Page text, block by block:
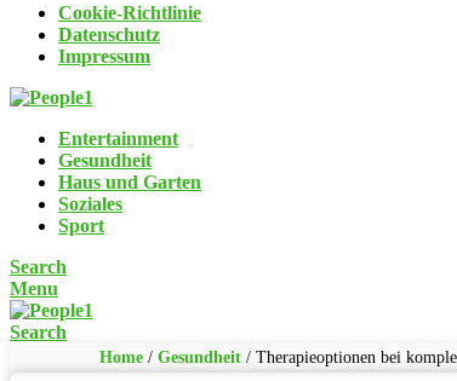
Cookie-Richtlinie
Datenschutz
Impressum
Entertainment
Gesundheit
Haus und Garten
Soziales
Sport
Search
Menu
Search
Home / Gesundheit / Therapieoptionen bei